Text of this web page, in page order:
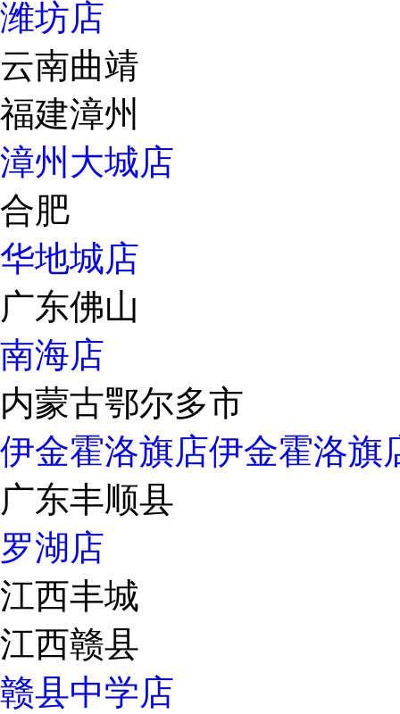
潍坊店
云南曲靖
福建漳州
漳州大城店
合肥
华地城店
广东佛山
南海店
内蒙古鄂尔多市
伊金霍洛旗店伊金霍洛旗
广东丰顺县
罗湖店
江西丰城
江西赣县
赣县中学店